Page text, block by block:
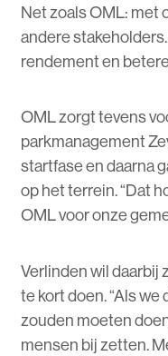
Net zoals OML: met
andere
rendement en
OML zorgt tevens
parkmanagement
startfase en daarna
op het terrein. “Dat
OML voor onze
Verlinden wil daarbij
te kort doen. “Als
zouden moeten
mensen bij zetten.